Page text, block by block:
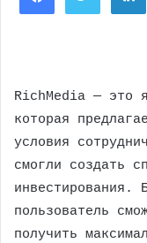
RichMedia — это
которая
условия
смогли создать
инвестирования.
пользователь
получить